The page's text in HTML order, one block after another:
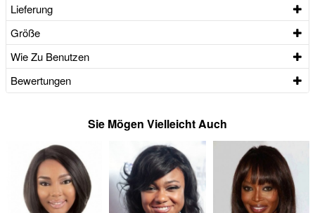
Lieferung
Größe
Wie Zu Benutzen
Bewertungen
Sie Mögen Vielleicht Auch